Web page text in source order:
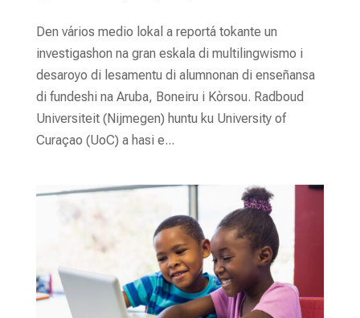
Den vários medio lokal a reportá tokante un
investigashon na gran eskala di multilingwismo i
desaroyo di lesamentu di alumnonan di enseñansa
di fundeshi na Aruba, Boneiru i Kòrsou. Radboud
Universiteit (Nijmegen) huntu ku University of
Curaçao (UoC) a hasi e...